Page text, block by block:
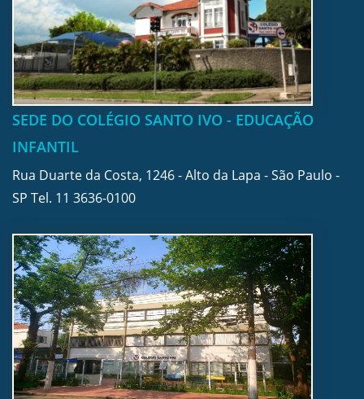
SEDE DO COLÉGIO SANTO IVO - EDUCAÇÃO
INFANTIL
Rua Duarte da Costa, 1246 - Alto da Lapa - São Paulo -
SP Tel. 11 3636-0100